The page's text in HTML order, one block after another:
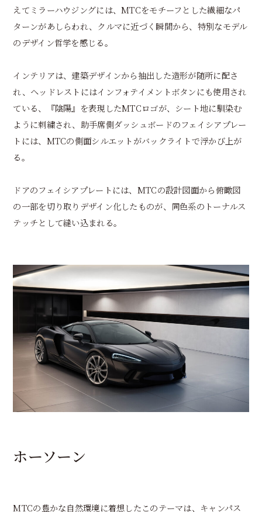
えてミラーハウジングには、MTCをモチーフとした繊細なパ
ターンがあしらわれ、クルマに近づく瞬間から、特別なモデル
のデザイン哲学を感じる。
インテリアは、建築デザインから抽出した造形が随所に配さ
れ、ヘッドレストにはインフォテイメントボタンにも使用され
ている、『陰陽』を表現したMTCロゴが、シート地に馴染む
ように刺繍され、助手席側ダッシュボードのフェイシアプレー
トには、MTCの側面シルエットがバックライトで浮かび上が
る。
ドアのフェイシアプレートには、MTCの設計図面から俯瞰図
の一部を切り取りデザイン化したものが、同色系のトーナルス
テッチとして縫い込まれる。
ホーソーン
MTCの豊かな自然環境に着想したこのテーマは、キャンパス